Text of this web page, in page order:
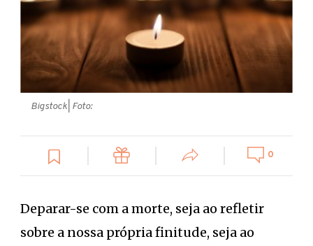
Bigstock | Foto:
0
Deparar-se com a morte, seja ao refletir
sobre a nossa própria finitude, seja ao